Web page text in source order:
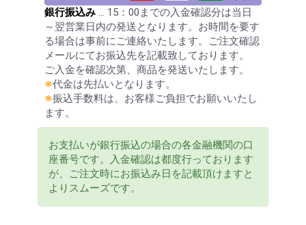
銀行振込み … 15：00までの入金確認分は当日
～翌営業日内の発送となります。お時間を要す
る場合は事前にご連絡いたします。ご注文確認
メールにてお振込先を記載致しております。
ご入金を確認次第、商品を発送いたします。
※代金は先払いとなります。
※振込手数料は、お客様ご負担でお願いいたし
ます。
お支払いが銀行振込の場合の各金融機関の口
座番号です。入金確認は都度行っております
が、ご注文時にお振込み日を記載頂けますと
よりスムーズです。